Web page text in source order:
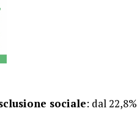
sociale: dal 22,8%